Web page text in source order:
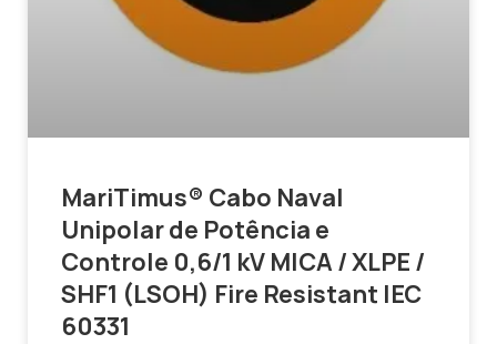
MariTimus® Cabo Naval
Unipolar de Potência e
Controle 0,6/1 kV MICA / XLPE /
SHF1 (LSOH) Fire Resistant IEC
60331